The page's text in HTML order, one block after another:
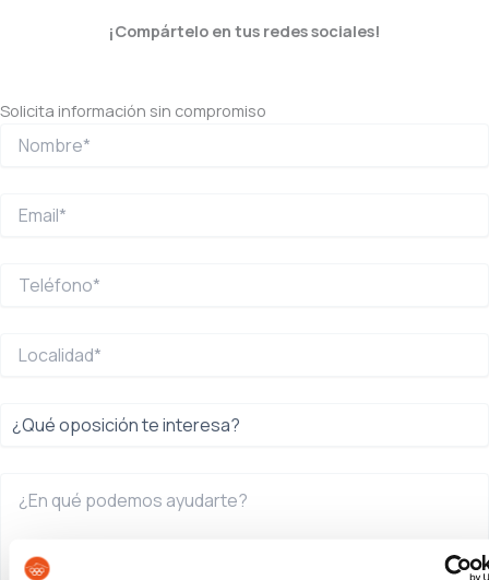
¡Compártelo en tus redes sociales!
Solicita información sin compromiso